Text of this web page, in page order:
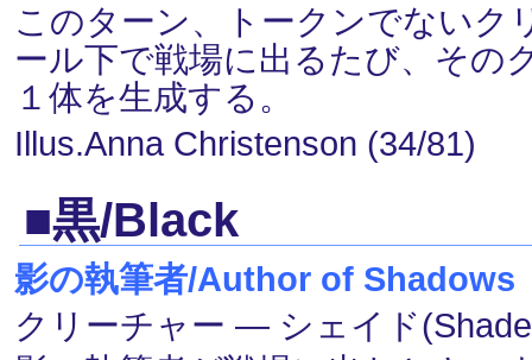
このターン、トークンでないク
ール下で戦場に出るたび、その
１体を生成する。
Illus.Anna Christenson (34/81)
■黒/Black
影の執筆者/Author of Shadows
クリーチャー ― シェイド